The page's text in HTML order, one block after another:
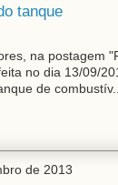
tanque
na postagem
no dia 13/09/
de
de 2013